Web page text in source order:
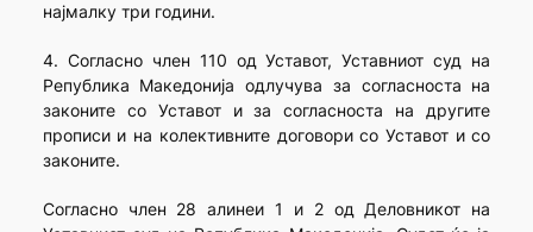
најмалку три години.
4. Согласно член 110 од Уставот, Уставниот суд на
Република Македонија одлучува за согласноста на
законите со Уставот и за согласноста на другите
прописи и на колективните договори со Уставот и со
законите.
Согласно член 28 алинеи 1 и 2 од Деловникот на